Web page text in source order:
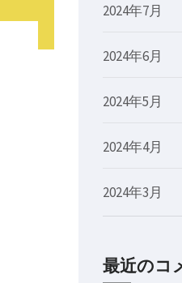
2024年7月
2024年6月
2024年5月
2024年4月
2024年3月
最近のコ